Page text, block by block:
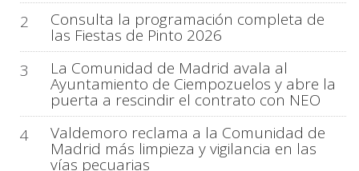
2 Consulta la programación completa de
las Fiestas de Pinto 2026
3
La Comunidad de Madrid avala al
Ayuntamiento de Ciempozuelos y abre la
puerta a rescindir el contrato con NEO
4
Valdemoro reclama a la Comunidad de
Madrid más limpieza y vigilancia en las
vías pecuarias